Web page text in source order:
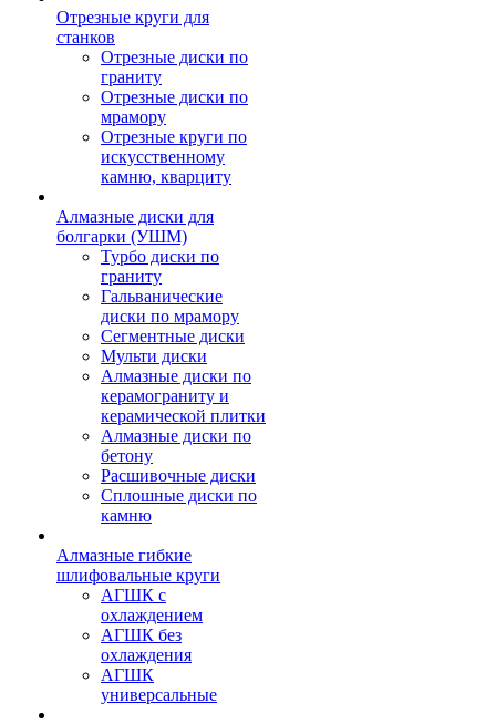
Отрезные круги для
станков
Отрезные диски по
граниту
Отрезные диски по
мрамору
Отрезные круги по
искусственному
камню, кварциту
Алмазные диски для
болгарки (УШМ)
Турбо диски по
граниту
Гальванические
диски по мрамору
Сегментные диски
Мульти диски
Алмазные диски по
керамограниту и
керамической плитки
Алмазные диски по
бетону
Расшивочные диски
Сплошные диски по
камню
Алмазные гибкие
шлифовальные круги
АГШК с
охлаждением
АГШК без
охлаждения
АГШК
универсальные